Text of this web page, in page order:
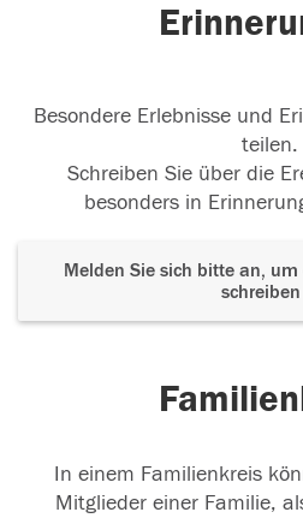
Besondere Erlebnisse und
teilen.
Schreiben Sie über die
besonders in
Melden Sie sich bitte an,
schreiben
In einem Familienkreis
Mitglieder einer Familie,